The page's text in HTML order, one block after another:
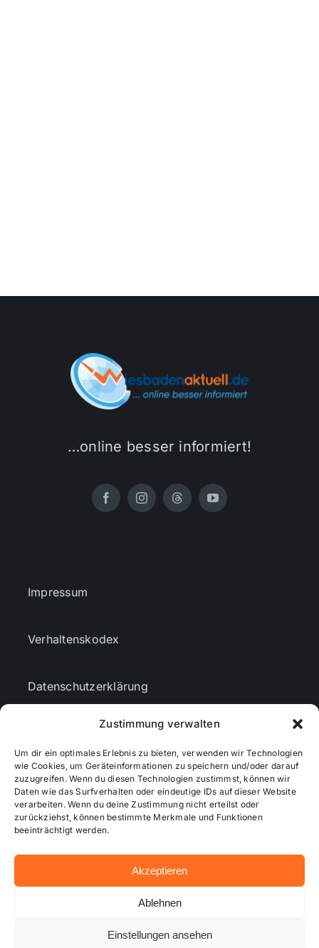
Zustimmung verwalten
Um dir ein optimales Erlebnis zu bieten, verwenden wir Technologien
wie Cookies, um Geräteinformationen zu speichern und/oder darauf
zuzugreifen. Wenn du diesen Technologien zustimmst, können wir
Daten wie das Surfverhalten oder eindeutige IDs auf dieser Website
verarbeiten. Wenn du deine Zustimmung nicht erteilst oder
zurückziehst, können bestimmte Merkmale und Funktionen
beeinträchtigt werden.
Akzeptieren
Ablehnen
Einstellungen ansehen
…online besser informiert!
Impressum
Verhaltenskodex
Datenschutzerklärung
Cookie-Richtlinie (EU)
Mediendaten
© 2026 - Wiesbadenaktuell ...online besser informiert!